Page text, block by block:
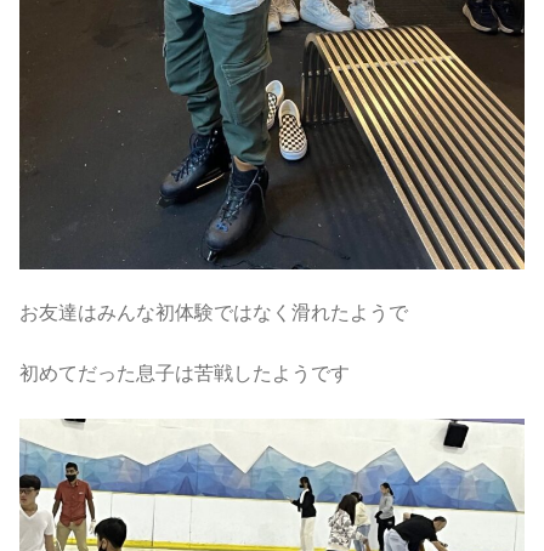
お友達はみんな初体験ではなく滑れたようで
初めてだった息子は苦戦したようです